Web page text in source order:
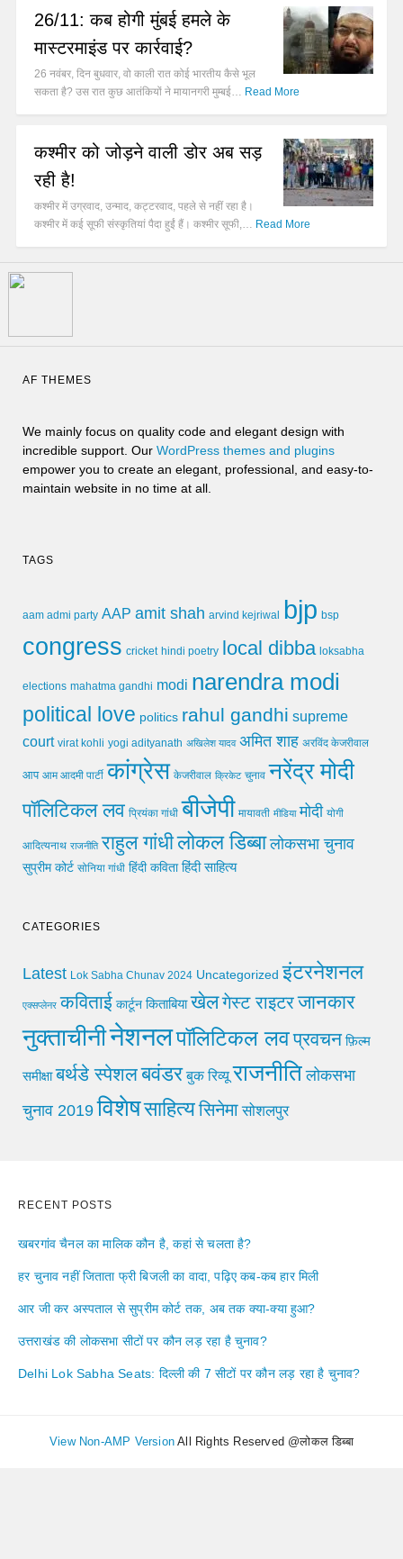
26/11: कब होगी मुंबई हमले के
मास्टरमाइंड पर कार्रवाई?
26 नवंबर, दिन बुधवार, वो काली रात कोई भारतीय कैसे भूल
सकता है? उस रात कुछ आतंकियों ने मायानगरी मुम्बई… Read More
कश्मीर को जोड़ने वाली डोर अब सड़
रही है!
कश्मीर में उग्रवाद, उन्माद, कट्टरवाद, पहले से नहीं रहा है।
कश्मीर में कई सूफी संस्कृतियां पैदा हुईं हैं। कश्मीर सूफी,… Read More
AF THEMES
We mainly focus on quality code and elegant design with
incredible support. Our WordPress themes and plugins
empower you to create an elegant, professional, and easy-to-
maintain website in no time at all.
TAGS
aam admi party AAP amit shah arvind kejriwal bjp bsp
congress cricket hindi poetry local dibba loksabha
elections mahatma gandhi modi narendra modi
political love politics rahul gandhi supreme
court virat kohli yogi adityanath अखिलेश यादव अमित शाह अरविंद केजरीवाल
आप आम आदमी पार्टी कांग्रेस केजरीवाल क्रिकेट चुनाव नरेंद्र मोदी
पॉलिटिकल लव प्रियंका गांधी बीजेपी मायावती मीडिया मोदी योगी
आदित्यनाथ राजनीति राहुल गांधीलोकल डिब्बा लोकसभा चुनाव
सुप्रीम कोर्ट सोनिया गांधी हिंदी कविता हिंदी साहित्य
CATEGORIES
Latest Lok Sabha Chunav 2024 Uncategorized इंटरनेशनल
एक्सप्लेनर कविताई कार्टून किताबिया खेलगेस्ट राइटरजानकार
नुक्ताचीनीनेशनलपॉलिटिकल लवप्रवचन फ़िल्म
समीक्षा बर्थडे स्पेशलबवंडर बुक रिव्यू राजनीति लोकसभा
चुनाव 2019 विशेषसाहित्यसिनेमा सोशलपुर
RECENT POSTS
खबरगांव चैनल का मालिक कौन है, कहां से चलता है?
हर चुनाव नहीं जिताता फ्री बिजली का वादा, पढ़िए कब-कब हार मिली
आर जी कर अस्पताल से सुप्रीम कोर्ट तक, अब तक क्या-क्या हुआ?
उत्तराखंड की लोकसभा सीटों पर कौन लड़ रहा है चुनाव?
Delhi Lok Sabha Seats: दिल्ली की 7 सीटों पर कौन लड़ रहा है चुनाव?
View Non-AMP Version All Rights Reserved @लोकल डिब्बा